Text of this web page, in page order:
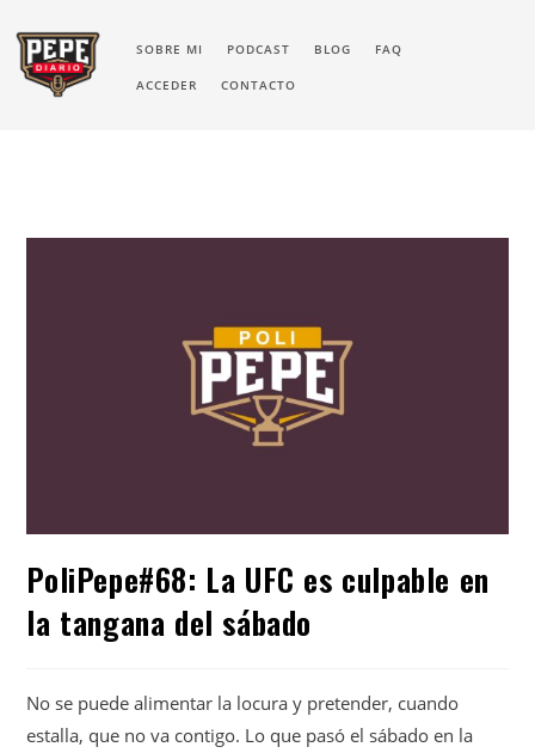
SOBRE MI PODCAST BLOG FAQ
ACCEDER CONTACTO
PoliPepe#68: La UFC es culpable en
la tangana del sábado
No se puede alimentar la locura y pretender, cuando
estalla, que no va contigo. Lo que pasó el sábado en la